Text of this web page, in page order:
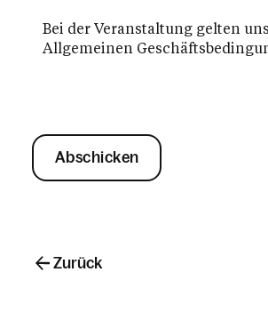
Bei der Veranstaltung gelten
Allgemeinen
Abschicken
Zurück